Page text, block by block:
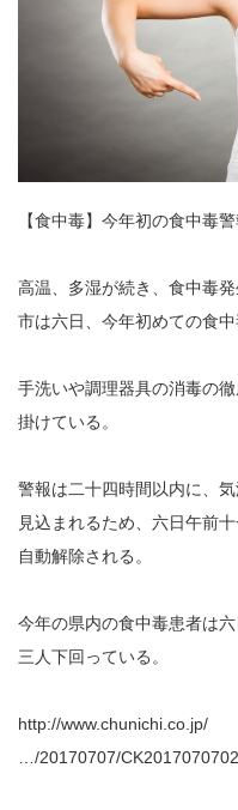
【食中毒】今年初の食中
高温、多湿が続き、食中毒
市は六日、今年初めての食中
手洗いや調理器具の消毒の
掛けている。
警報は二十四時間以内に、
見込まれるため、六日午前
自動解除される。
今年の県内の食中毒患者は
三人下回っている。
http://www.chunichi.co.jp/
…/20170707/